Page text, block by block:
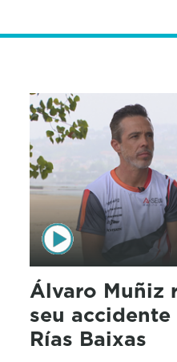
Álvaro Muñiz
seu
Rías Baixas